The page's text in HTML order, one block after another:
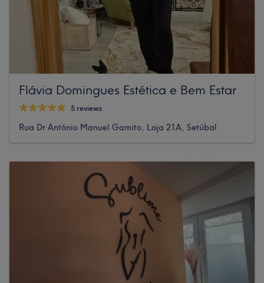
Flávia Domingues Estética e Bem Estar
5 reviews
Rua Dr António Manuel Gamito, Loja 21A, Setúbal